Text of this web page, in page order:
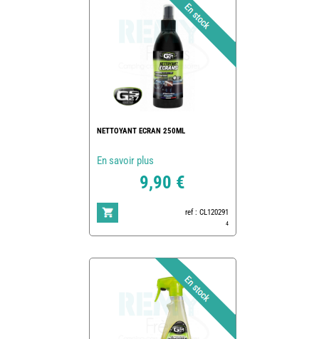
NETTOYANT ECRAN 250ML
En savoir plus
9,90 €
ref : CL120291
4